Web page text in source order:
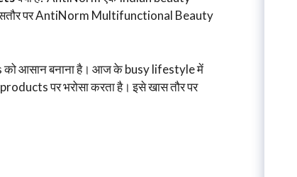
पर AntiNorm Multifunctional Beauty
आसान बनाना है। आज के busy lifestyle में
पर भरोसा करता है। इसे खास तौर पर